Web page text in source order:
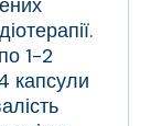
1-2
капсули